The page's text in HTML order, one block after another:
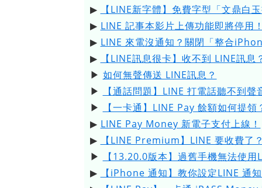
▶
【LINE新字體】免費字型「文鼎白
▶ LINE 記事本影片上傳功能即將停用
▶ LINE 來電沒通知？關閉「整合
▶
【LINE訊息很卡】收不到 LINE訊息
▶ 如何無聲傳送 LINE訊息？
▶
【通話問題】LINE 打電話聽不到聲
▶
【一卡通】LINE Pay 餘額如何提領
▶ LINE Pay Money 新電子支付上線！
▶
【LINE Premium】LINE 要收費了
▶
【13.20.0版本】過舊手機無法使用
▶
【iPhone 通知】教你設定LINE 通